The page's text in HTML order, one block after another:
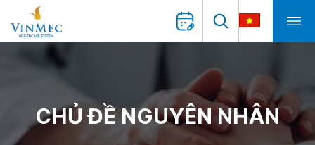
CHỦ ĐỀ NGUYÊN NHÂN